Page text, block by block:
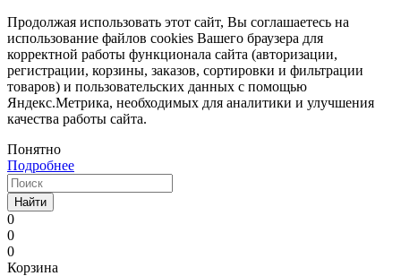
Продолжая использовать этот сайт, Вы соглашаетесь на
использование файлов cookies Вашего браузера для
корректной работы функционала сайта (авторизации,
регистрации, корзины, заказов, сортировки и фильтрации
товаров) и пользовательских данных с помощью
Яндекс.Метрика, необходимых для аналитики и улучшения
качества работы сайта.
Понятно
Подробнее
Найти
0
0
0
Корзина